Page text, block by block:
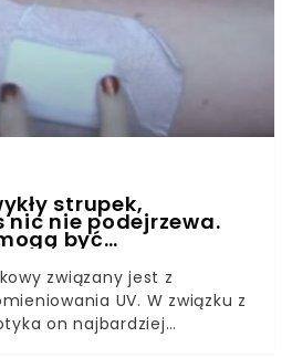
strupek,
nic nie podejrzewa.
być
związany jest z
UV. W związku z
on najbardziej